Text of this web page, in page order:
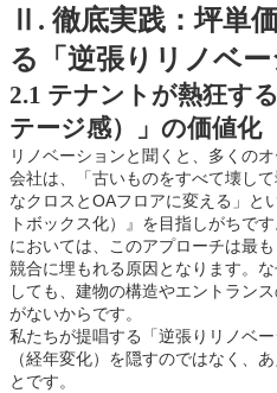
Ⅱ. 徹底実践：坪単
る「逆張りリノベ
2.1 テナントが熱狂す
テージ感）」の価値化
リノベーションと聞くと、多くの
会社は、「古いものをすべて壊し
なクロスとOAフロアに変える」と
トボックス化）』を目指しがちで
においては、このアプローチは最
競合に埋もれる原因となります。
しても、建物の構造やエントラン
がないからです。
私たちが提唱する「逆張りリノベ
（経年変化）を隠すのではなく、
とです。